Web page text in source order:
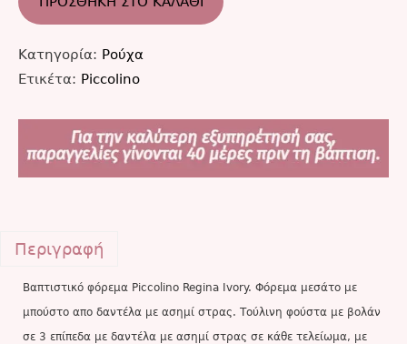
Κατηγορία: Ρούχα
Ετικέτα: Piccolino
Περιγραφή
Βαπτιστικό φόρεμα Piccolino Regina Ivory. Φόρεμα μεσάτο με
μπούστο απο δαντέλα με ασημί στρας. Τούλινη φούστα με βολάν
σε 3 επίπεδα με δαντέλα με ασημί στρας σε κάθε τελείωμα, με